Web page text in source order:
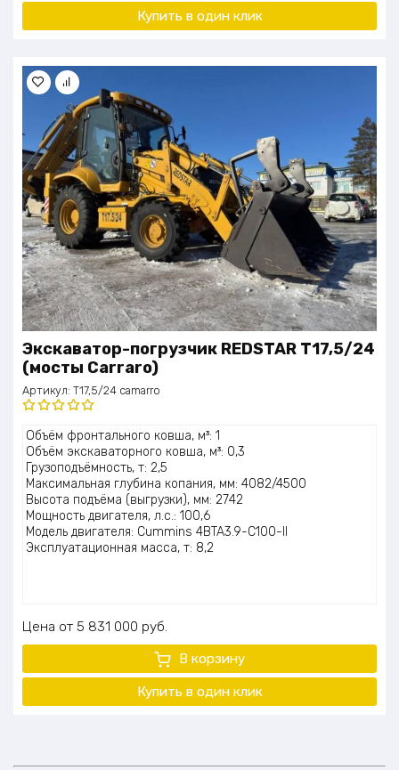
Купить в один клик
Экскаватор-погрузчик REDSTAR T17,5/24
(мосты Carraro)
Артикул: T17,5/24 camarro
Оценка
5.00из 5
Объём фронтального ковша, м³: 1
Объём экскаваторного ковша, м³: 0,3
Грузоподъёмность, т: 2,5
Максимальная глубина копания, мм: 4082/4500
Высота подъёма (выгрузки), мм: 2742
Мощность двигателя, л.с.: 100,6
Модель двигателя: Cummins 4BTA3.9-C100-II
Эксплуатационная масса, т: 8,2
Цена 5 831 000 руб.
В корзину
Купить в один клик